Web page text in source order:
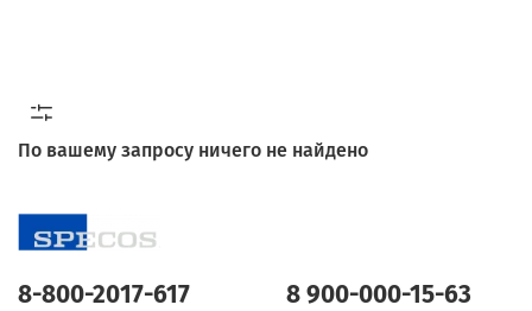
По вашему запросу ничего не найдено
8-800-2017-617 8 900-000-15-63